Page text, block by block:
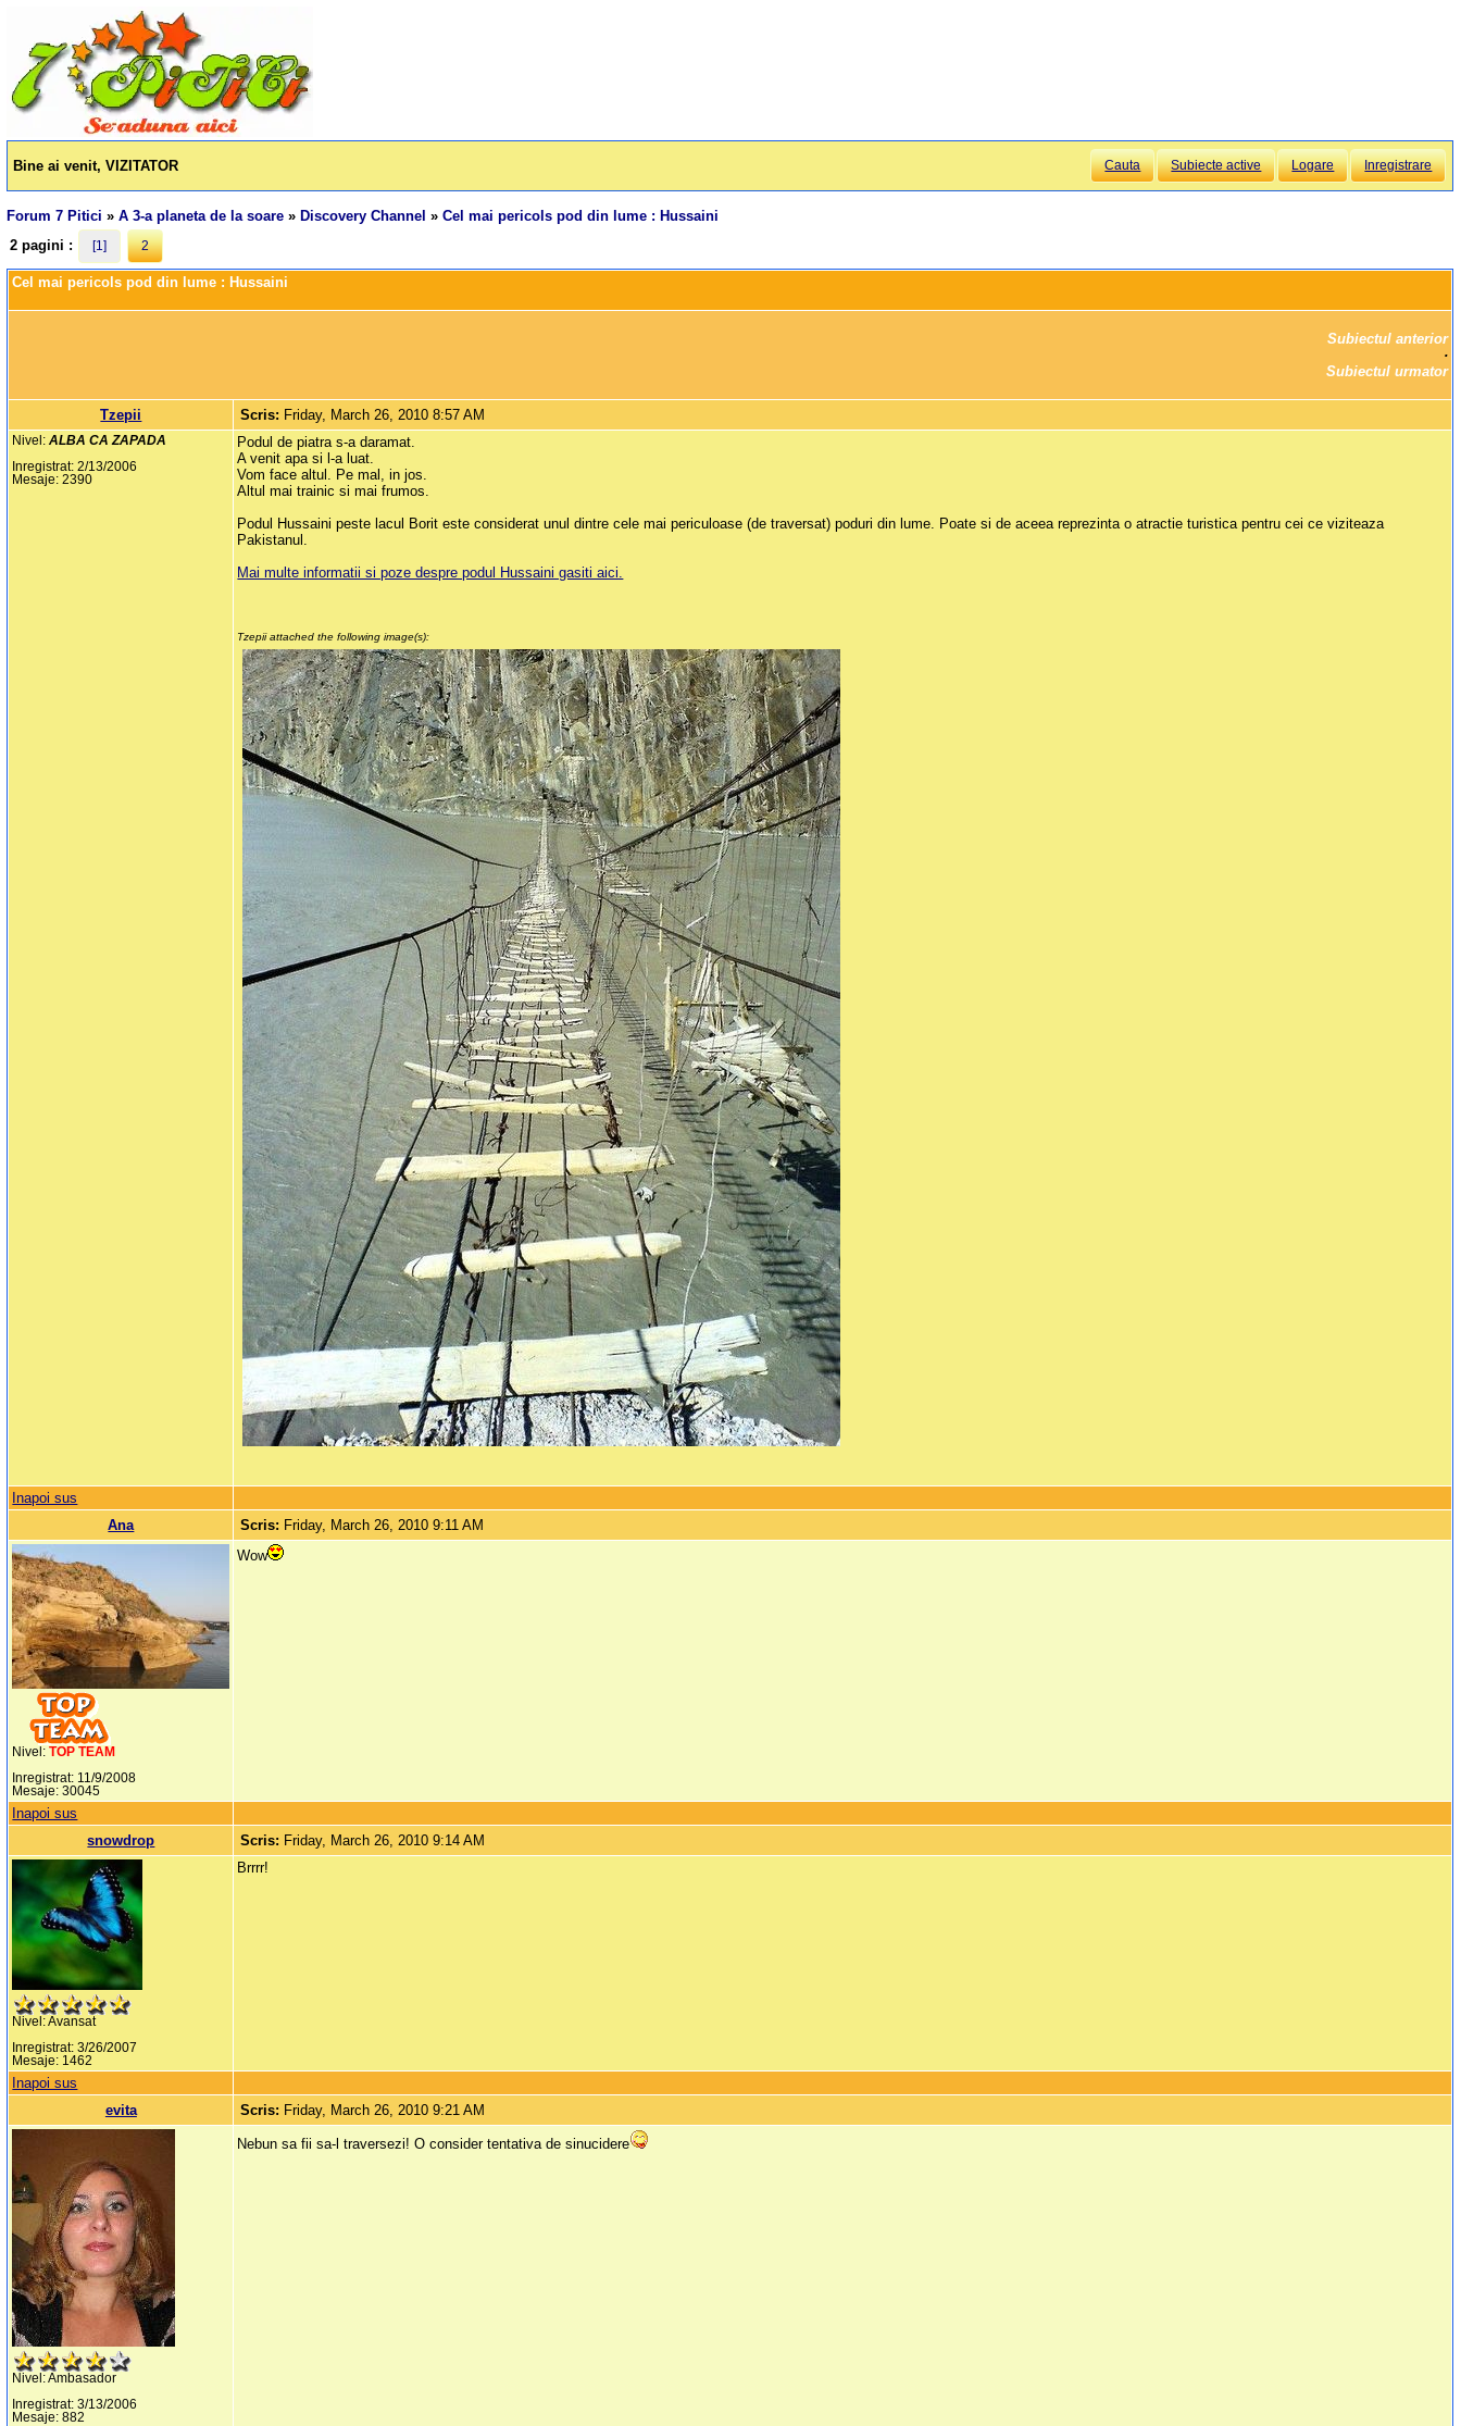
Bine ai venit, VIZITATOR Cauta Subiecte active Logare Inregistrare
Forum 7 Pitici »A 3-a planeta de la soare » Discovery Channel »Cel mai pericols pod din lume : Hussaini
2 pagini :
[1] 2
Cel mai pericols pod din lume : Hussaini
Subiectul anterior
Subiectul urmator
Tzepii Scris: Friday, March 26, 2010 8:57 AM
Nivel:ALBA CA ZAPADA
Inregistrat: 2/13/2006
Mesaje: 2390
Podul de piatra s-a daramat.
A venit apa si l-a luat.
Vom face altul. Pe mal, in jos.
Altul mai trainic si mai frumos.
Podul Hussaini peste lacul Borit este considerat unul dintre cele mai periculoase (de traversat) poduri din lume. Poate si de aceea reprezinta o atractie turistica pentru cei ce viziteaza
Pakistanul.
Mai multe informatii si poze despre podul Hussaini gasiti aici.
Tzepii attached the following image(s):
Inapoi sus
Ana
Scris: Friday, March 26, 2010 9:11 AM
Nivel:TOP TEAM
Inregistrat: 11/9/2008
Mesaje: 30045
Wow
Inapoi sus
snowdrop
Scris: Friday, March 26, 2010 9:14 AM
Nivel: Avansat
Inregistrat: 3/26/2007
Mesaje: 1462
Brrrr!
Inapoi sus
evita
Scris: Friday, March 26, 2010 9:21 AM
Nivel: Ambasador
Inregistrat: 3/13/2006
Mesaje: 882
Nebun sa fii sa-l traversezi! O consider tentativa de sinucidere